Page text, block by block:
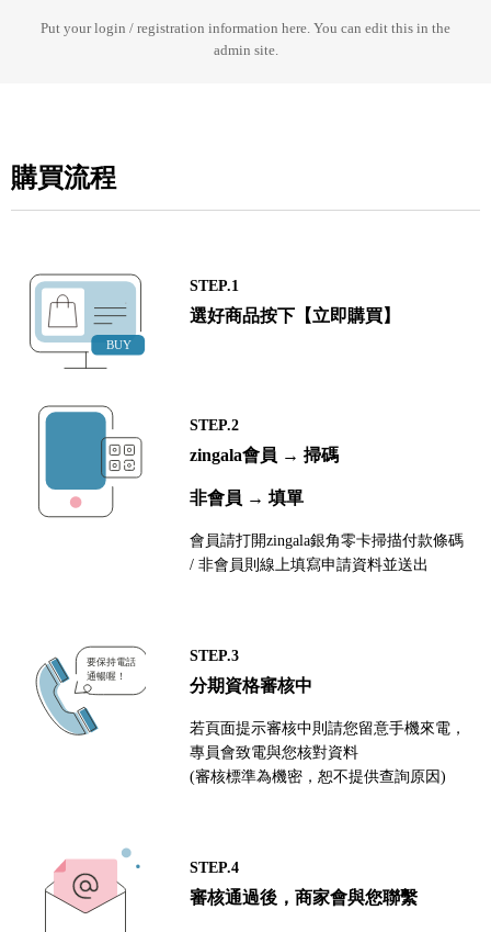
Put your login / registration information here. You can edit this in the
admin site.
購買流程
STEP.1
選好商品按下【立即購買】
STEP.2
zingala會員 → 掃碼
非會員 → 填單
會員請打開zingala銀角零卡掃描付款條碼
/ 非會員則線上填寫申請資料並送出
STEP.3
分期資格審核中
若頁面提示審核中則請您留意手機來電，
專員會致電與您核對資料
(審核標準為機密，恕不提供查詢原因)
STEP.4
審核通過後，商家會與您聯繫